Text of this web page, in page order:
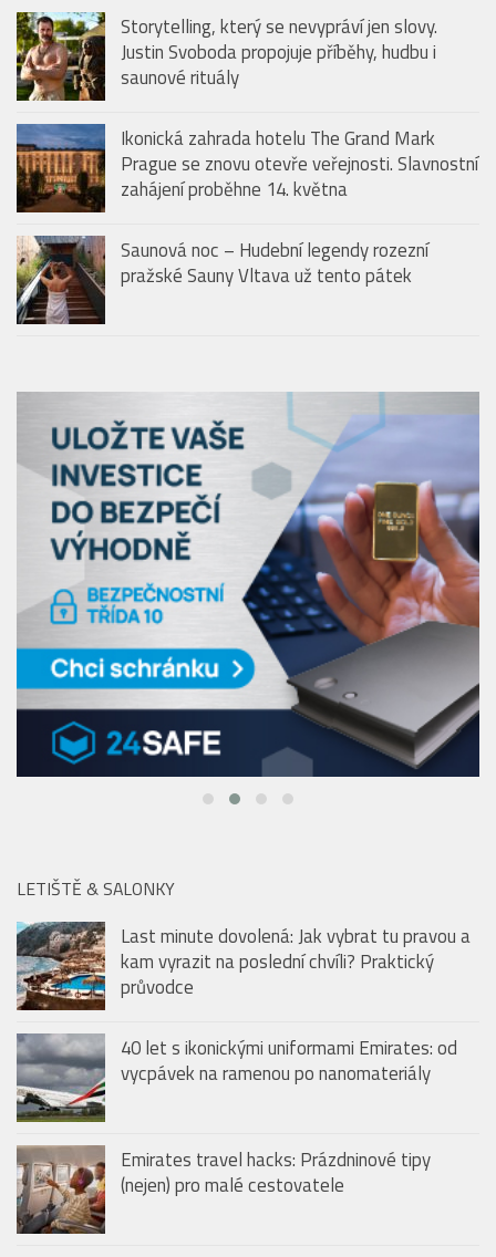
saunové rituály
Ikonická zahrada hotelu The Grand Mark
zahájení proběhne 14. května
Saunová noc – Hudební legendy rozezní
Last minute dovolená: Jak vybrat tu pravou a
průvodce
40 let s ikonickými uniformami Emirates: od